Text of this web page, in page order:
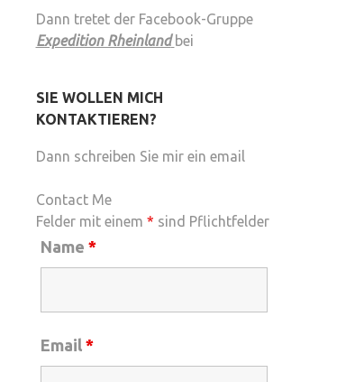
Dann tretet der Facebook-Gruppe
Expedition Rheinland bei
SIE WOLLEN MICH
KONTAKTIEREN?
Dann schreiben Sie mir ein email
Contact Me
Felder mit einem * sind Pflichtfelder
Name *
Email *